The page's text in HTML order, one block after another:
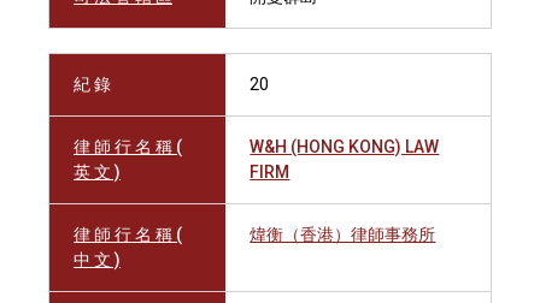
紀 錄 20
律 師 行 名 稱 (
英 文 )
W&H (HONG KONG) LAW
FIRM
律 師 行 名 稱 (
中 文 )
煒衡（香港）律師事務所